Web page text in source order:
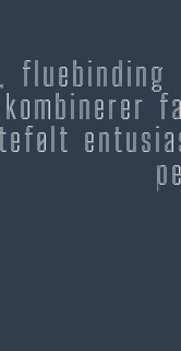
fluebinding